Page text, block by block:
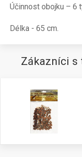
Účinnost obojku – 6
Délka - 65 cm.
Zákazníci